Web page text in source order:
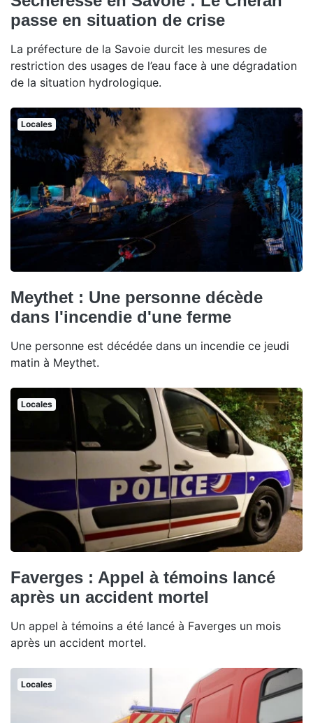
passe en situation de crise
La préfecture de la Savoie durcit les mesures de
restriction des usages de l’eau face à une dégradation
de la situation hydrologique.
Locales
Meythet : Une personne décède
dans l'incendie d'une ferme
Une personne est décédée dans un incendie ce jeudi
matin à Meythet.
Locales
Faverges : Appel à témoins lancé
après un accident mortel
Un appel à témoins a été lancé à Faverges un mois
après un accident mortel.
Locales